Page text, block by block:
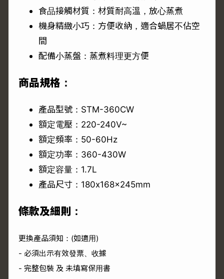
食品接觸材質：材質耐高溫，放心蒸煮
機身精緻小巧：方便收納，適合蝸居不佔空
間
配備小蒸盤：蒸煮料理更方便
商品規格：
產品型號：STM-360CW
額定電壓：220-240V~
額定頻率：50-60Hz
額定功率：360-430W
額定容量：1.7L
產品尺寸：180x168x245mm
條款及細則：
更換產品須知：(如適用)
- 必須出示有效發票、收據
- 完整包裝 及 未填寫保用書